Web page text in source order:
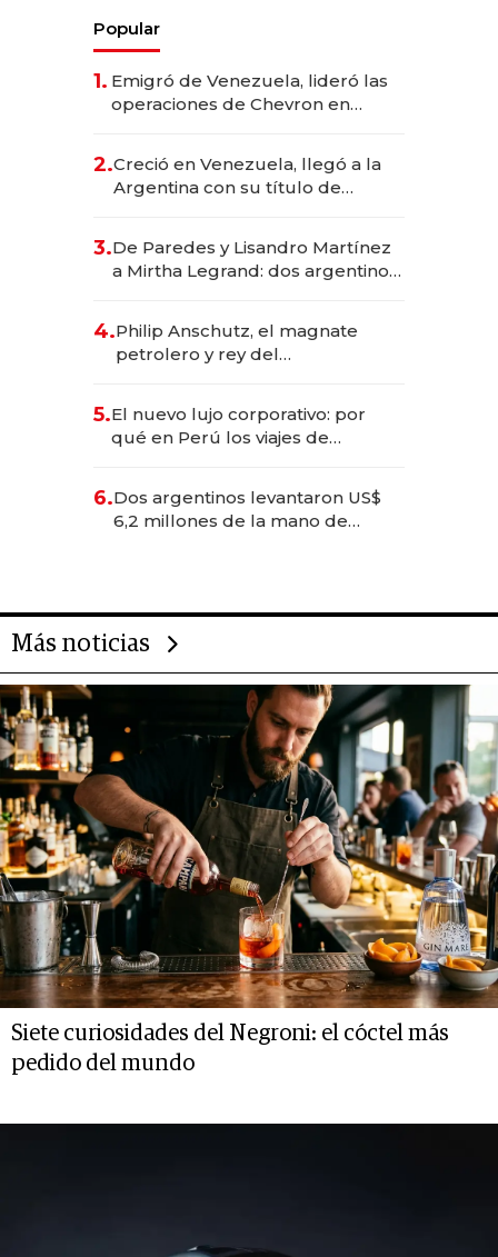
Popular
1. Emigró de Venezuela, lideró las
operaciones de Chevron en
2.Creció en Venezuela, llegó a la
Argentina con su título de
las marcas "fast premium"
3.De Paredes y Lisandro Martínez
a Mirtha Legrand: dos argentinos
4.Philip Anschutz, el magnate
petrolero y rey del
Fénix
5.El nuevo lujo corporativo: por
qué en Perú los viajes de
transformadoras
6.Dos argentinos levantaron US$
6,2 millones de la mano de
Más noticias
Siete curiosidades del Negroni: el cóctel más
pedido del mundo